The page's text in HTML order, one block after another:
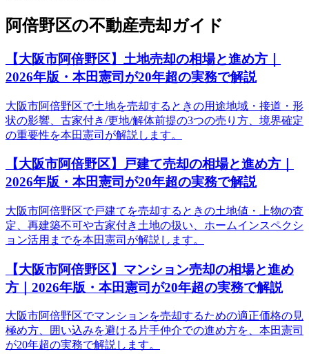
阿倍野区の不動産売却ガイド
【大阪市阿倍野区】土地売却の相場と進め方｜
2026年版・本田憲司が20年超の実務で解説
大阪市阿倍野区で土地を売却するときの用途地域・接道・形
状の影響、古家付き/更地/解体前提の3つの売り方、境界確定
の重要性を本田憲司が解説します。
【大阪市阿倍野区】戸建て売却の相場と進め方｜
2026年版・本田憲司が20年超の実務で解説
大阪市阿倍野区で戸建てを売却するときの土地値・上物の査
定、再建築不可や古家付き土地の扱い、ホームインスペクシ
ョン活用までを本田憲司が解説します。
【大阪市阿倍野区】マンション売却の相場と進め
方｜2026年版・本田憲司が20年超の実務で解説
大阪市阿倍野区でマンションを売却するための適正価格の見
極め方、囲い込みを避ける片手仲介での進め方を、本田憲司
が20年超の実務で解説します。